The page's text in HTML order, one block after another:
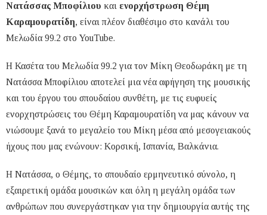
Νατάσσας Μποφίλιου και ενορχήστρωση Θέμη
Καραμουρατίδη, είναι πλέον διαθέσιμο στο κανάλι του
Μελωδία 99.2 στο YouTube.
Η Κασέτα του Μελωδία 99.2 για τον Μίκη Θεοδωράκη με τη
Νατάσσα Μποφίλιου αποτελεί μια νέα αφήγηση της μουσικής
και του έργου του σπουδαίου συνθέτη, με τις ευφυείς
ενορχηστρώσεις του Θέμη Καραμουρατίδη να μας κάνουν να
νιώσουμε ξανά το μεγαλείο του Μίκη μέσα από μεσογειακούς
ήχους που μας ενώνουν: Κορσική, Ισπανία, Βαλκάνια.
Η Νατάσσα, ο Θέμης, το σπουδαίο ερμηνευτικό σύνολο, η
εξαιρετική ομάδα μουσικών και όλη η μεγάλη ομάδα των
ανθρώπων που συνεργάστηκαν για την δημιουργία αυτής της